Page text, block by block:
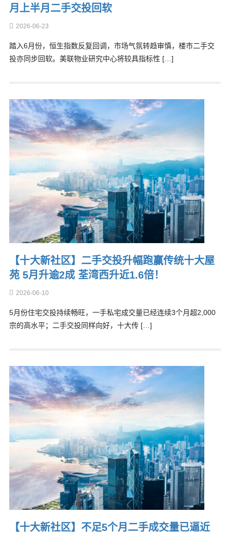
月上半月二手交投回软
2026-06-23
踏入6月份，恒生指数反复回调，市场气氛转趋审慎，楼市二手交
投亦同步回软。美联物业研究中心将较具指标性 […]
【十大新社区】二手交投升幅跑赢传统十大屋
苑 5月升逾2成 荃湾西升近1.6倍！
2026-06-10
5月份住宅交投持续畅旺，一手私宅成交量已经连续3个月超2,000
宗的高水平；二手交投同样向好，十大传 […]
【十大新社区】不足5个月二手成交量已逼近